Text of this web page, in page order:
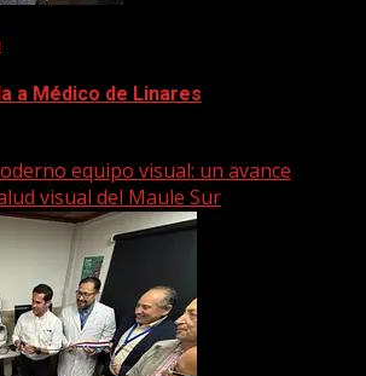
a Médico de Linares
equipo visual: un avance
visual del Maule Sur